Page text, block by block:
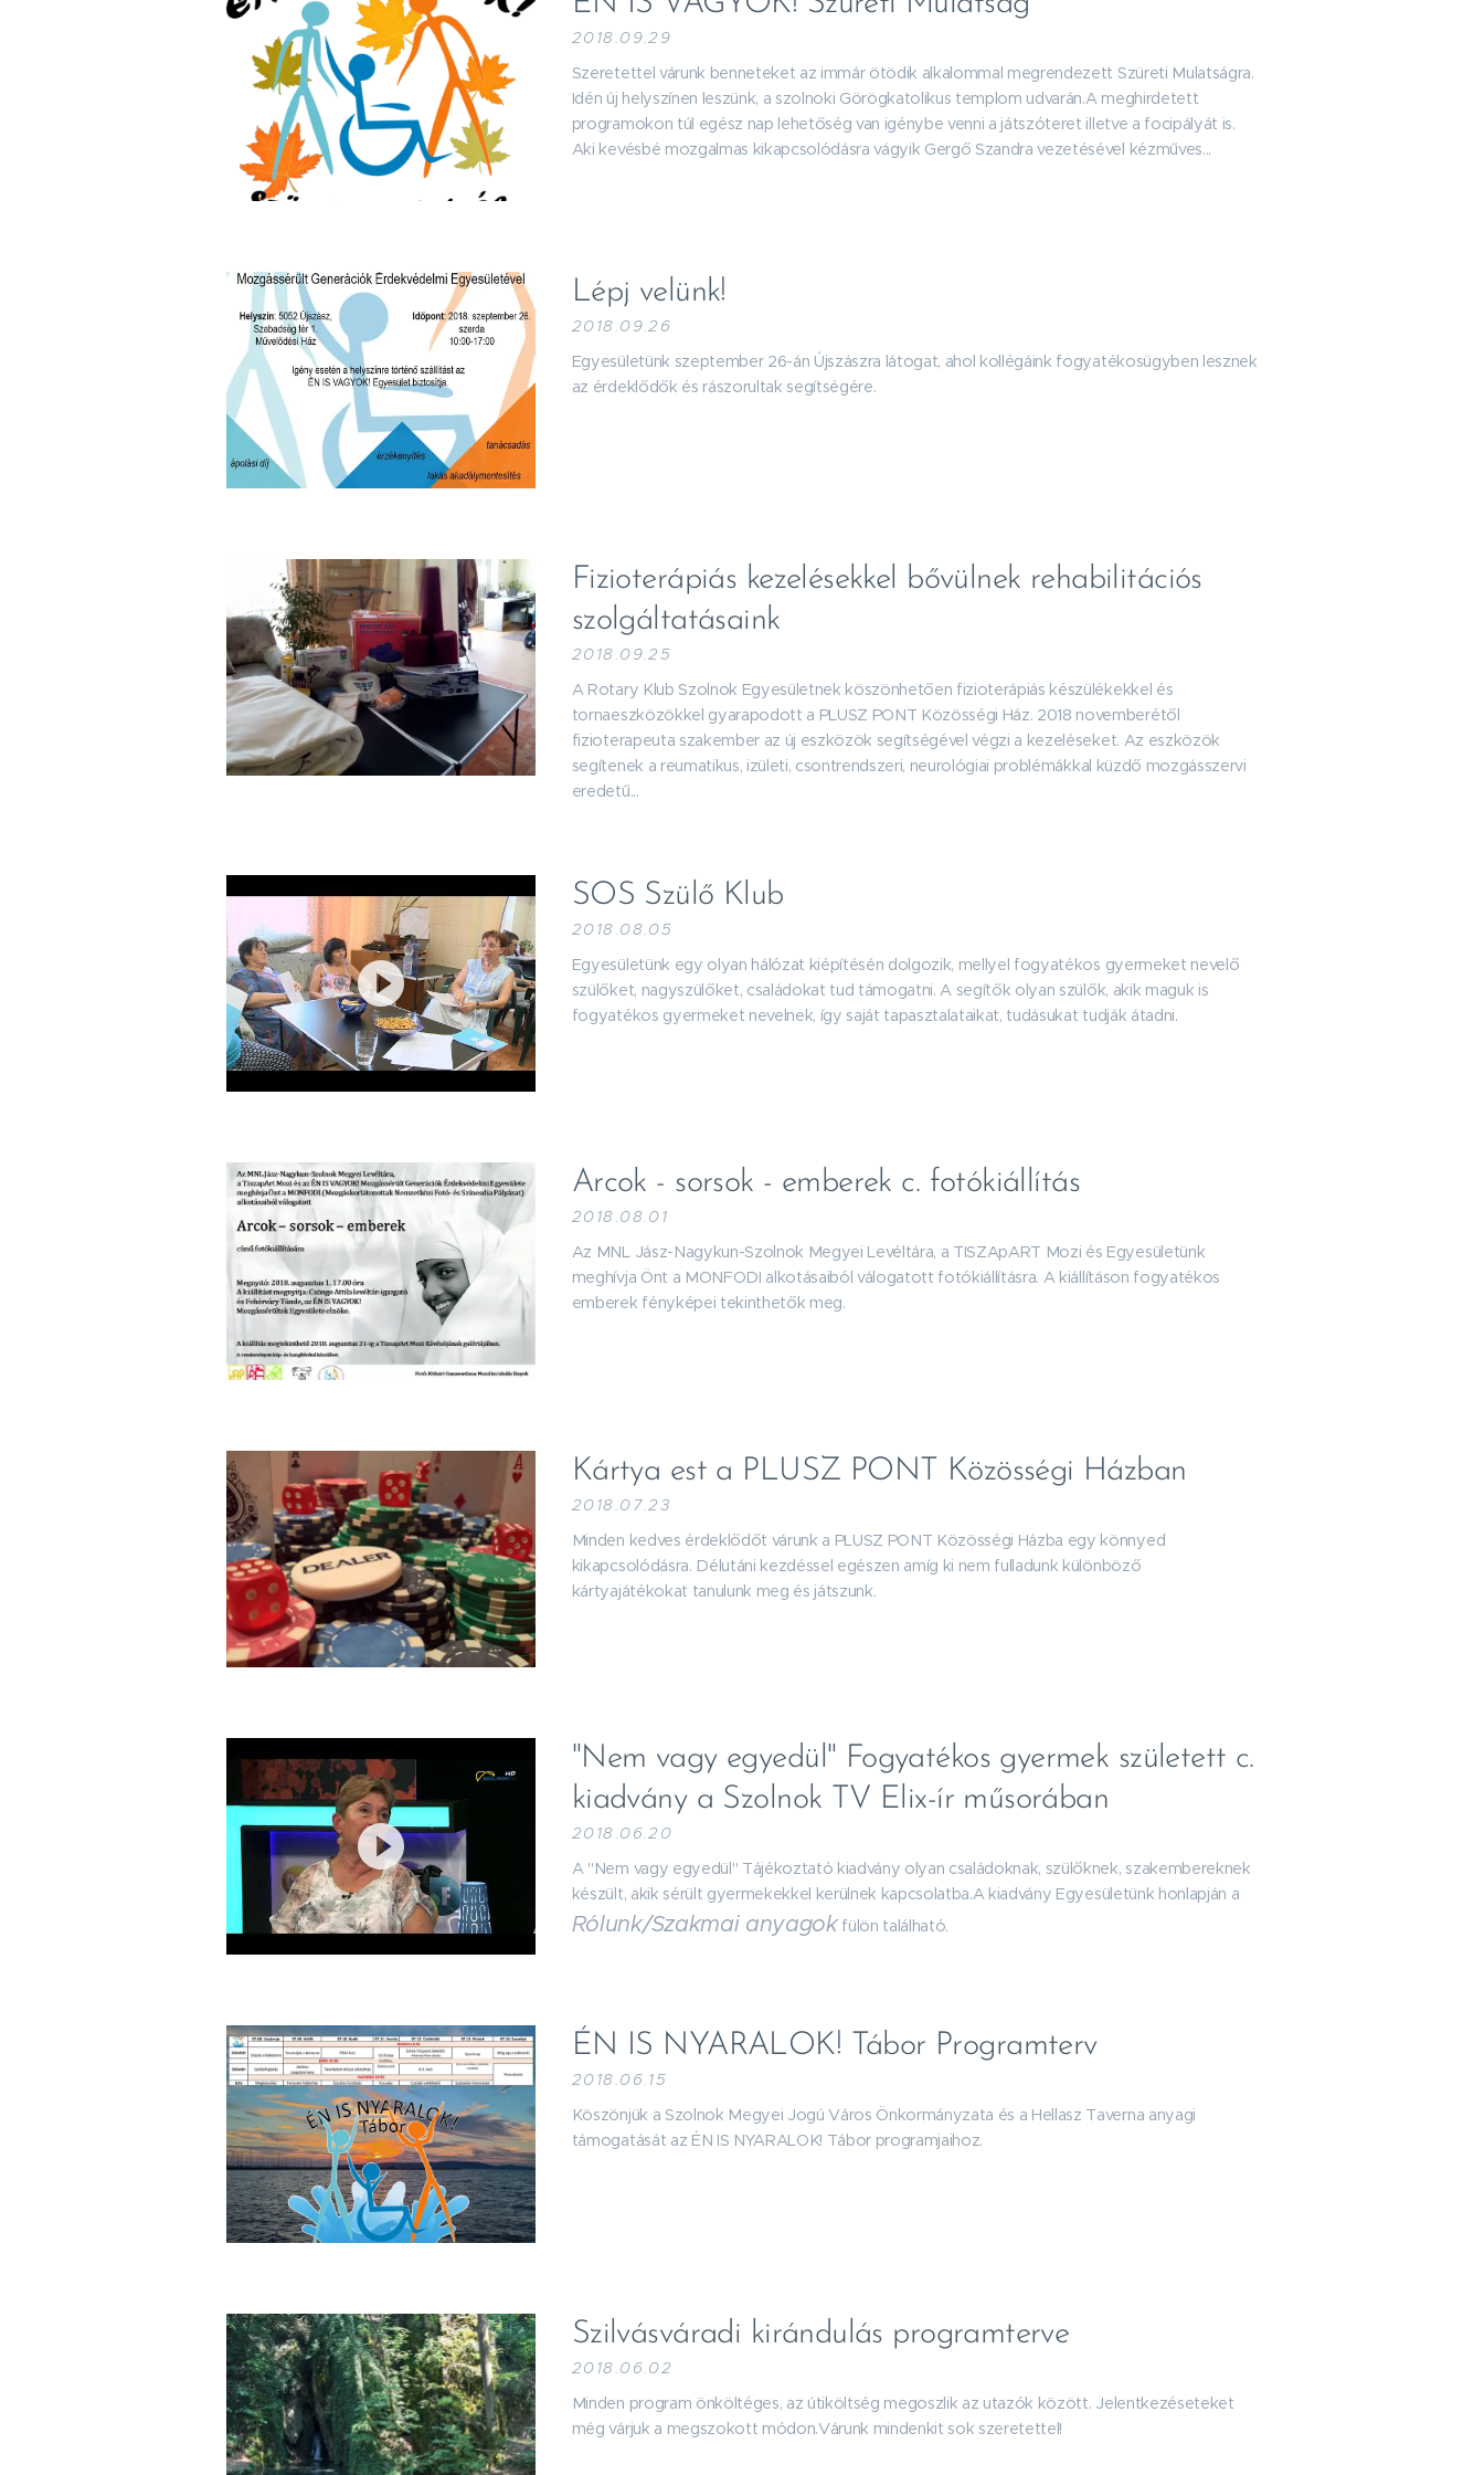
2018.09.29
Szeretettel várunk benneteket az immár ötödik alkalommal megrendezett Szüreti Mulatságra.
Idén új helyszínen leszünk, a szolnoki Görögkatolikus templom udvarán.A meghirdetett
programokon túl egész nap lehetőség van igénybe venni a játszóteret illetve a focipályát is.
Aki kevésbé mozgalmas kikapcsolódásra vágyik Gergő Szandra vezetésével kézműves...
Lépj velünk!
2018.09.26
Egyesületünk szeptember 26-án Újszászra látogat, ahol kollégáink fogyatékosügyben lesznek
az érdeklődők és rászorultak segítségére.
Fizioterápiás kezelésekkel bővülnek rehabilitációs
szolgáltatásaink
2018.09.25
A Rotary Klub Szolnok Egyesületnek köszönhetően fizioterápiás készülékekkel és
tornaeszközökkel gyarapodott a PLUSZ PONT Közösségi Ház. 2018 novemberétől
fizioterapeuta szakember az új eszközök segítségével végzi a kezeléseket. Az eszközök
segítenek a reumatikus, izületi, csontrendszeri, neurológiai problémákkal küzdő mozgásszervi
eredetű...
SOS Szülő Klub
2018.08.05
Egyesületünk egy olyan hálózat kiépítésén dolgozik, mellyel fogyatékos gyermeket nevelő
szülőket, nagyszülőket, családokat tud támogatni. A segítők olyan szülők, akik maguk is
fogyatékos gyermeket nevelnek, így saját tapasztalataikat, tudásukat tudják átadni.
Arcok - sorsok - emberek c. fotókiállítás
2018.08.01
Az MNL Jász-Nagykun-Szolnok Megyei Levéltára, a TISZApART Mozi és Egyesületünk
meghívja Önt a MONFODI alkotásaiból válogatott fotókiállításra. A kiállításon fogyatékos
emberek fényképei tekinthetők meg.
Kártya est a PLUSZ PONT Közösségi Házban
2018.07.23
Minden kedves érdeklődőt várunk a PLUSZ PONT Közösségi Házba egy könnyed
kikapcsolódásra. Délutáni kezdéssel egészen amíg ki nem fulladunk különböző
kártyajátékokat tanulunk meg és játszunk.
"Nem vagy egyedül" Fogyatékos gyermek született c.
kiadvány a Szolnok TV Elix-ír műsorában
2018.06.20
A "Nem vagy egyedül" Tájékoztató kiadvány olyan családoknak, szülőknek, szakembereknek
készült, akik sérült gyermekekkel kerülnek kapcsolatba.A kiadvány Egyesületünk honlapján a
Rólunk/Szakmai anyagokfülön található.
ÉN IS NYARALOK! Tábor Programterv
2018.06.15
Köszönjük a Szolnok Megyei Jogú Város Önkormányzata és a Hellasz Taverna anyagi
támogatását az ÉN IS NYARALOK! Tábor programjaihoz.
Szilvásváradi kirándulás programterve
2018.06.02
Minden program önköltéges, az útiköltség megoszlik az utazók között. Jelentkezéseteket
még várjuk a megszokott módon.Várunk mindenkit sok szeretettel!